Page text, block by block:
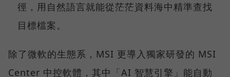
徑，用自然語言就能從茫茫資料海中精準查找
目標檔案。
除了微軟的生態系，MSI 更導入獨家研發的 MSI
Center 中控軟體，其中「AI 智慧引擎」能自動